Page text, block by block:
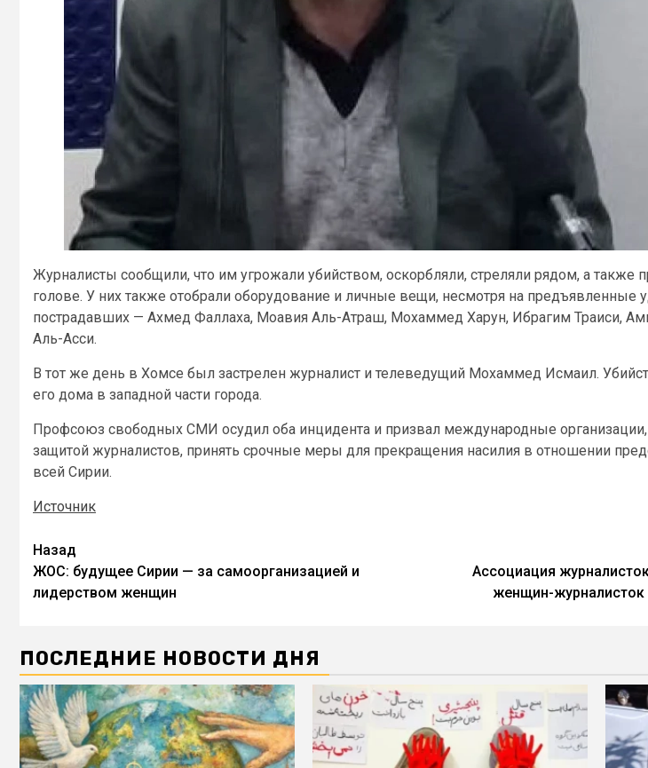
Журналисты сообщили, что им угрожали убийством, оскорбляли, стреляли рядом, а также
голове. У них также отобрали оборудование и личные вещи, несмотря на предъявленные
пострадавших — Ахмед Фаллаха, Моавия Аль-Атраш, Мохаммед Харун, Ибрагим Траиси,
Аль-Асси.
В тот же день в Хомсе был застрелен журналист и телеведущий Мохаммед Исмаил.
его дома в западной части города.
Профсоюз свободных СМИ осудил оба инцидента и призвал международные
защитой журналистов, принять срочные меры для прекращения насилия в отношении
всей Сирии.
Источник
Назад
ЖОС: будущее Сирии — за самоорганизацией и
лидерством женщин
Ассоциация
женщин-журналисток
ПОСЛЕДНИЕ НОВОСТИ ДНЯ